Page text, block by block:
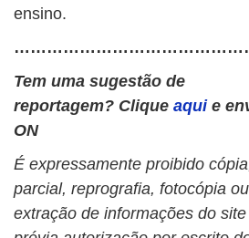
ensino.
Tem uma sugestão de
reportagem? Clique aqui e
ON
É expressamente proibido
parcial, reprografia, fotocópia
extração de informações do